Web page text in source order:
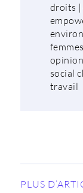
droits |
femmes
opinion
social
travail
PLUS